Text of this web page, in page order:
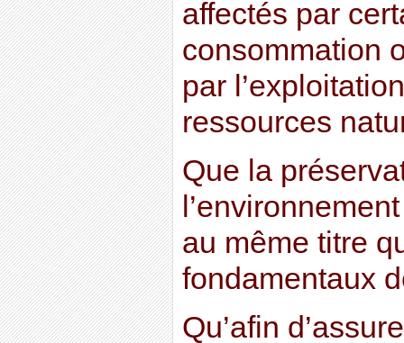
affectés par
consommation
par
ressources
Que la
au même titre
fondamentaux
Qu’afin